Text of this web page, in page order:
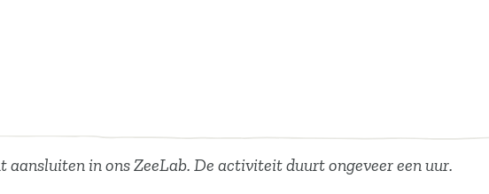
aansluiten in ons ZeeLab. De activiteit duurt ongeveer een uur.